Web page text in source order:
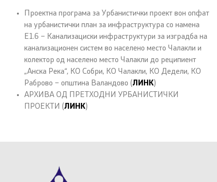
Проектна програма за Урбанистички проект вон опфат
на урбанистички план за инфраструктура со намена
Е1.6 – Канализациски инфраструктури за изградба на
канализационен систем во населено место Чалакли и
колектор од населено место Чалакли до реципиент
„Анска Река“, КО Собри, КО Чалакли, КО Дедели, КО
Раброво – општина Валандово (ЛИНК)
АРХИВА ОД ПРЕТХОДНИ УРБАНИСТИЧКИ
ПРОЕКТИ (ЛИНК)